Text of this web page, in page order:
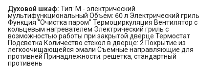
Духовой шкаф: Тип: М - электрический
мультифункциональный Объем: 60 л Электрический гриль
Функция "Очистка паром" Термоциркуляция Вентилятор с
кольцевым нагревателем Электрический гриль с
возможностью работы при закрытой дверце Термостат
Подсветка Количество стекол в дверце: 2 Покрытие из
легкоочищающейся эмали Съемные направляющие для
противней Принадлежности: решетка, стандартный
противень